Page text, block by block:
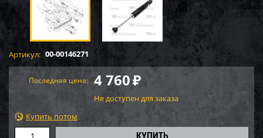
Артикул: 00-00146271
Последняя цена: 4 760₽
Не доступен для заказа
Купить потом